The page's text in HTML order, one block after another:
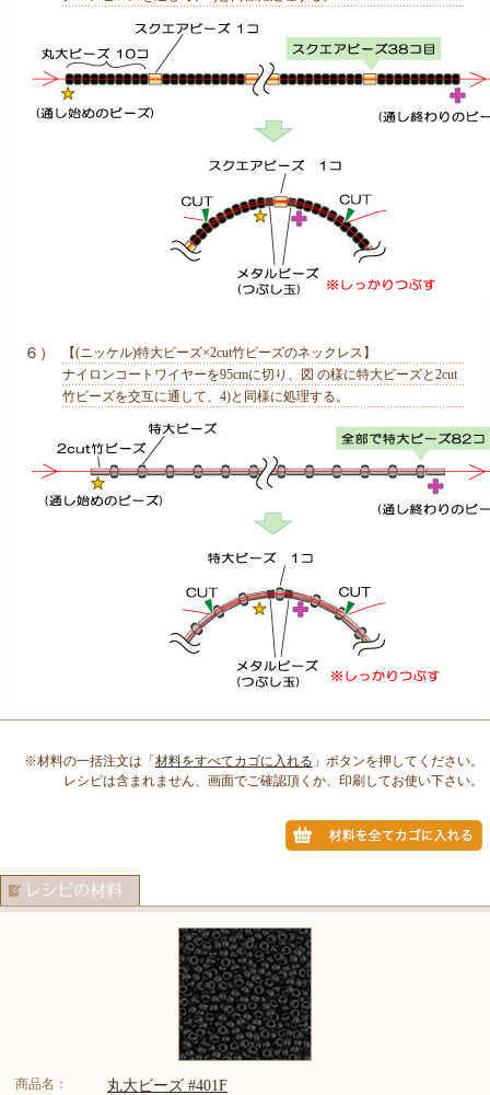
６）
【(ニッケル)特大ビーズ×2cut竹ビーズのネックレス】
ナイロンコートワイヤーを95cmに切り、図 の様に特大ビーズと2cut
竹ビーズを交互に通して、4)と同様に処理する。
※材料の一括注文は「材料をすべてカゴに入れる 」ボタンを押してください。
レシピは含まれません、画面でご確認頂くか、印刷してお使い下さい。
商品名： 丸大ビーズ #401F